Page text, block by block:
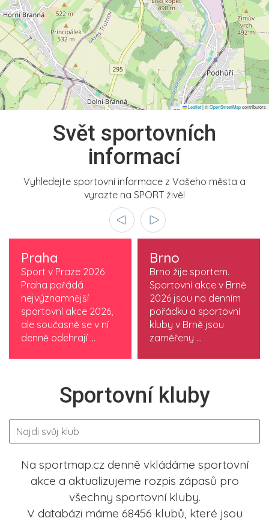
Leaflet|©OpenStreetMapcontributors
Svět sportovních
informací
Vyhledejte sportovní informace z Vašeho města a
vyrazte na SPORT živě!
Praha
Sport v Praze 2026
Praha pořádá
nejvýznamnější
sportovní akce 2026,
ale současně se v ní
denně odehrají ...
Brno
Brno žije sportem.
Sportovní akce v Brně
2026 jsou na denním
pořádku a sportovní
kluby v Brně jsou
zaměřeny ...
Sportovní kluby
Na sportmap.cz denně vkládáme sportovní
akce a aktualizujeme rozpis zápasů pro
všechny sportovní kluby.
V databázi máme 68456 klubů, které jsou